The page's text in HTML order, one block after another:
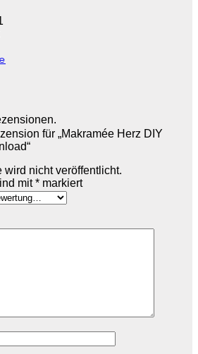
für „Makramée Herz DIY
wird nicht veröffentlicht.
mit* markiert